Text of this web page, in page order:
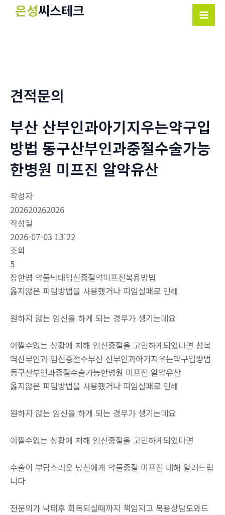
은성씨스테크
Main
견적문의
부산 산부인과아기지우는약구입
방법 동구산부인과중절수술가능
한병원 미­프진 알약유산
작성자
202620262026
작성일
2026-07-03 13:22
조회
5
장한평 약물낙태임신중절약미프진복용방법
옳지않은 피임방법을 사용했거나 피임실패로 인해
원하지 않는 임신을 하게 되는 경우가 생기는데요
어쩔수없는 상황에 처해 임신중절을 고민하게되었다면 성복
역산부인과 임신중절수부산 산부인과아기지우는약구입방법
동구산부인과중절수술가능한병원 미­프진 알약유산
옳지않은 피임방법을 사용했거나 피임실패로 인해
원하지 않는 임신을 하게 되는 경우가 생기는데요
어쩔수없는 상황에 처해 임신중절을 고민하게되었다면
수술이 부담스러운 당신에게 약물중절 미프진 대해 알려드립
니다
전문의가 낙태후 회복되실때까지 책임지고 복용상담도와드